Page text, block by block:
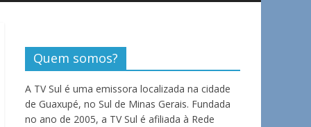
Quem somos?
A TV Sul é uma emissora localizada na cidade
de Guaxupé, no Sul de Minas Gerais. Fundada
no ano de 2005, a TV Sul é afiliada à Rede